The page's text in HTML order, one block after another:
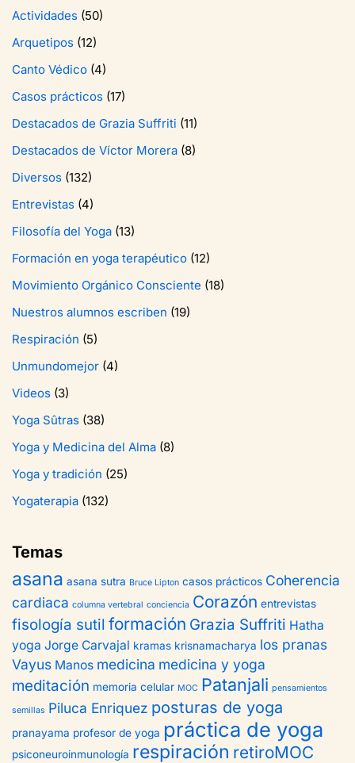
Actividades (50)
Arquetipos (12)
Canto Védico (4)
Casos prácticos (17)
Destacados de Grazia Suffriti (11)
Destacados de Víctor Morera (8)
Diversos (132)
Entrevistas (4)
Filosofía del Yoga (13)
Formación en yoga terapéutico (12)
Movimiento Orgánico Consciente (18)
Nuestros alumnos escriben (19)
Respiración (5)
Unmundomejor (4)
Videos (3)
Yoga Sûtras (38)
Yoga y Medicina del Alma (8)
Yoga y tradición (25)
Yogaterapia (132)
Temas
asana asana sutra Bruce Lipton casos prácticos Coherencia
cardiaca columna vertebral conciencia Corazón entrevistas
fisología sutil formación Grazia Suffriti Hatha
yoga Jorge Carvajal kramas krisnamacharya los pranas
Vayus Manos medicina medicina y yoga
meditación memoria celular MOC Patanjali pensamientos
semillas Piluca Enriquez posturas de yoga
pranayama profesor de yoga práctica de yoga
psiconeuroinmunología respiración retiroMOC